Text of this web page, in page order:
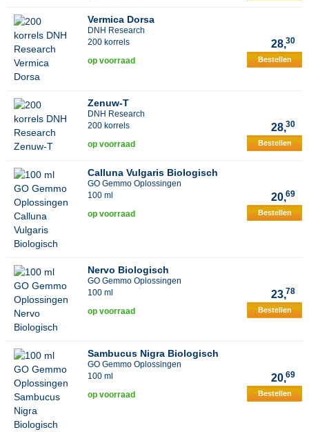
Vermica Dorsa
DNH Research
200 korrels
28,30
op voorraad Bestellen
Zenuw-T
DNH Research
200 korrels
28,30
op voorraad Bestellen
Calluna Vulgaris Biologisch
GO Gemmo Oplossingen
100 ml
20,69
op voorraad Bestellen
Nervo Biologisch
GO Gemmo Oplossingen
100 ml
23,78
op voorraad Bestellen
Sambucus Nigra Biologisch
GO Gemmo Oplossingen
100 ml
20,69
op voorraad Bestellen